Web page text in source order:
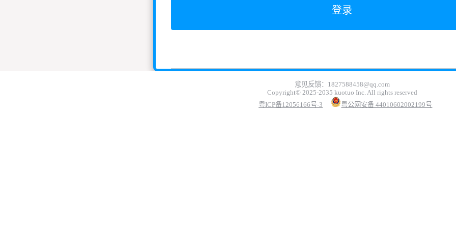
意见反馈：1827588458@qq.com
Copyright© 2025-2035 kuotuo Inc. All rights reserved
粤ICP备12056166号-3
粤公网安备 44010602002199号